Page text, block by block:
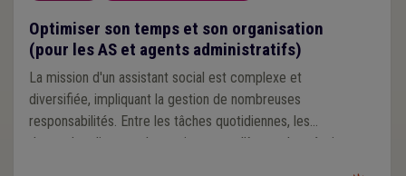
Optimiser son temps et son organisation
(pour les AS et agents administratifs)
La mission d'un assistant social est complexe et
diversifiée, impliquant la gestion de nombreuses
responsabilités. Entre les tâches quotidiennes, les
demandes diverses, le soutien aux collègues, les réunions,